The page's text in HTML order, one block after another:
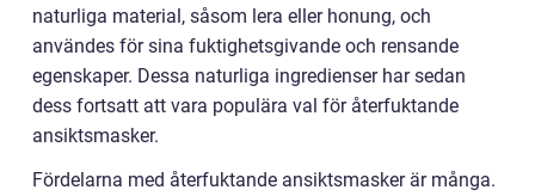
naturliga material, såsom lera eller honung, och
användes för sina fuktighetsgivande och rensande
egenskaper. Dessa naturliga ingredienser har sedan
dess fortsatt att vara populära val för återfuktande
ansiktsmasker.
Fördelarna med återfuktande ansiktsmasker är många.